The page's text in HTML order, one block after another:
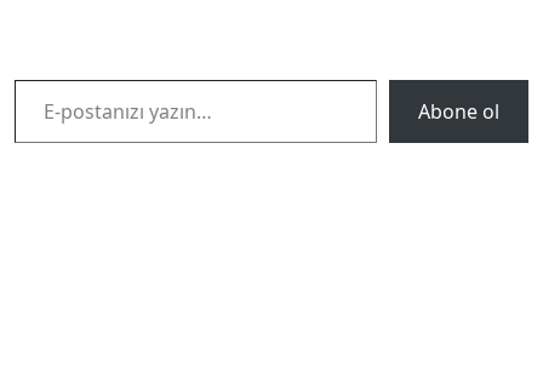
E-postanızı yazın…
Abone ol